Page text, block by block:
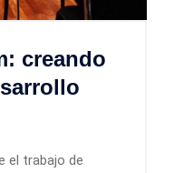
creando
el trabajo de